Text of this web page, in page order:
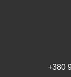
+380